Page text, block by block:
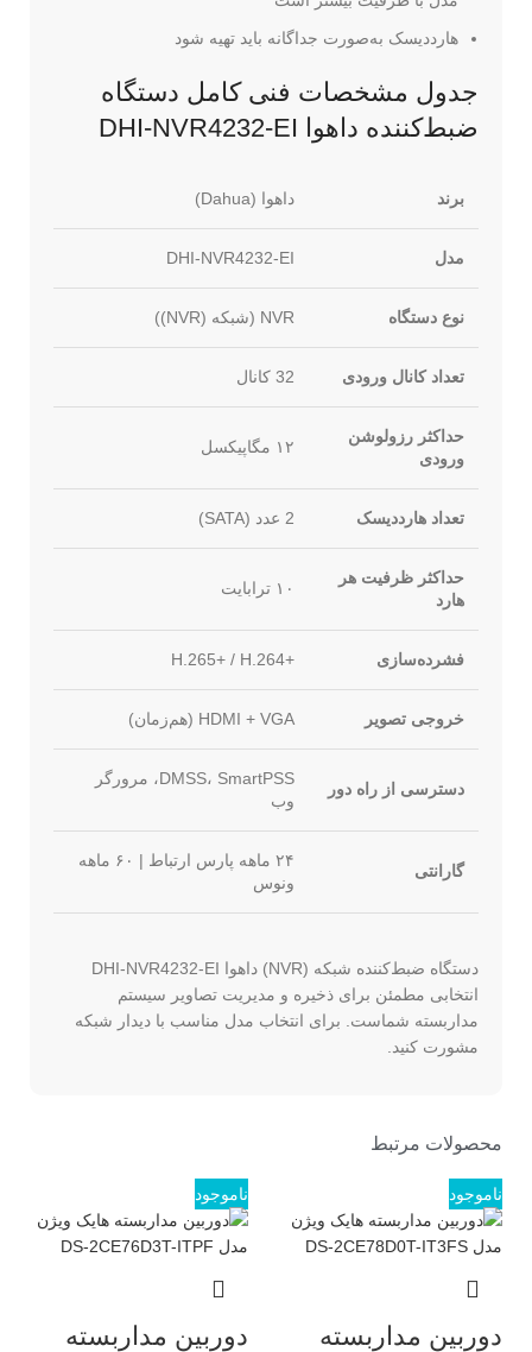
هارددیسک به‌صورت جداگانه باید تهیه شود
جدول مشخصات فنی کامل دستگاه
ضبط‌کننده داهوا DHI-NVR4232-EI
برند داهوا (Dahua)
مدل DHI-NVR4232-EI
نوع دستگاه NVR (شبکه (NVR))
تعداد کانال ورودی 32 کانال
حداکثر رزولوشن
ورودی
۱۲ مگاپیکسل
تعداد هارددیسک 2 عدد (SATA)
حداکثر ظرفیت هر
هارد
۱۰ ترابایت
فشرده‌سازی H.265+‎ / H.264+‎
خروجی تصویر HDMI + VGA (هم‌زمان)
دسترسی از راه دور
DMSS، SmartPSS، مرورگر
وب
گارانتی
۲۴ ماهه پارس ارتباط | ۶۰ ماهه
ونوس
دستگاه ضبط‌کننده شبکه (NVR) داهوا DHI-NVR4232-EI
انتخابی مطمئن برای ذخیره و مدیریت تصاویر سیستم
مداربسته شماست. برای انتخاب مدل مناسب با دیدار شبکه
مشورت کنید.
محصولات مرتبط
ناموجود
دوربین مداربسته
ناموجود
دوربین مداربسته